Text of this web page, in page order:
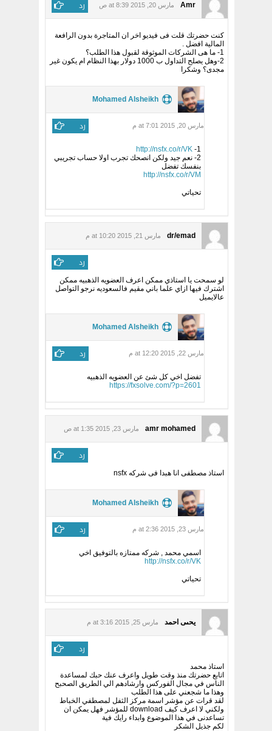
Amr مارس 20, 2015 at 8:39 ص رد
كنت حضرتك قلت فى فيديو اخر ان المتاجرة بدون الرافعة
المالية افضل .
1- ما هى الشركات الموثوقة لقبول هذا الطلب؟
2-وهل يصلح التداول ب 1000 دولار بهذا النظام ام يكون غير
مجدى؟ وشكرا
Mohamed Alsheikh
مارس 20, 2015 at 7:01 م رد
1-
http://nsfx.co/r/VK
2- نعم جيد ولكن انصحك تجرب اولا حساب تجريبي
بنفسك تفضل
http://nsfx.co/r/VM
تحياتي
dr/emad مارس 21, 2015 at 10:20 م
رد
لو سمحت يا استاذي ممكن اعرف العضويه الذهبيه ممكن
اشترك فيها ازاي علما باني مقيم فالسعوديه نرجو التواصل
عالايميل
Mohamed Alsheikh
مارس 22, 2015 at 12:20 م رد
تفضل اخي كل شئ عن العضويه الذهبيه
https://fxsolve.com/?p=2601
amr mohamed مارس 23, 2015 at 1:35 ص
رد
استاذ مصطفى انا هبدا فى شركه nsfx
Mohamed Alsheikh
مارس 23, 2015 at 2:36 م رد
اسمي محمد , شركه ممتازه بالتوفيق اخي
http://nsfx.co/r/VK
تحياتي
يحىى احمد مارس 25, 2015 at 3:16 م
رد
استاذ محمد
اتابع حضرتك منذ وقت طويل واعرف عنك حبك لمساعدة
الناس في مجال الفوركس وارشادهم الي الطريق الصحبح
وهذا ما شجعني على هذا الطلب
لقد قرات عن مؤشر اسمة مركز الثفل لمصطفي الخباط
ولكني لا اعرف كيف download للمؤشر فهل يمكن ان
تساعدنى في هذا الموضوع وابداء رايك فية
لكم جذيل الشكر